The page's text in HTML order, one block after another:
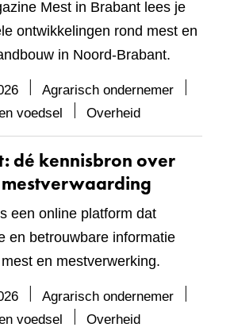
Mest in Brabant lees je
ontwikkelingen rond mest en
in Noord-Brabant.
Agrarisch ondernemer
voedsel
Overheid
dé kennisbron over
mestverwaarding
een online platform dat
en betrouwbare informatie
en mestverwerking.
Agrarisch ondernemer
voedsel
Overheid